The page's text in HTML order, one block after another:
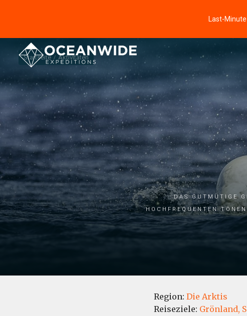
Last-
Startseite Aktivitäten
Das gutmütige
hochfrequenten
Region: Die Arktis
Reiseziele: Grönland,